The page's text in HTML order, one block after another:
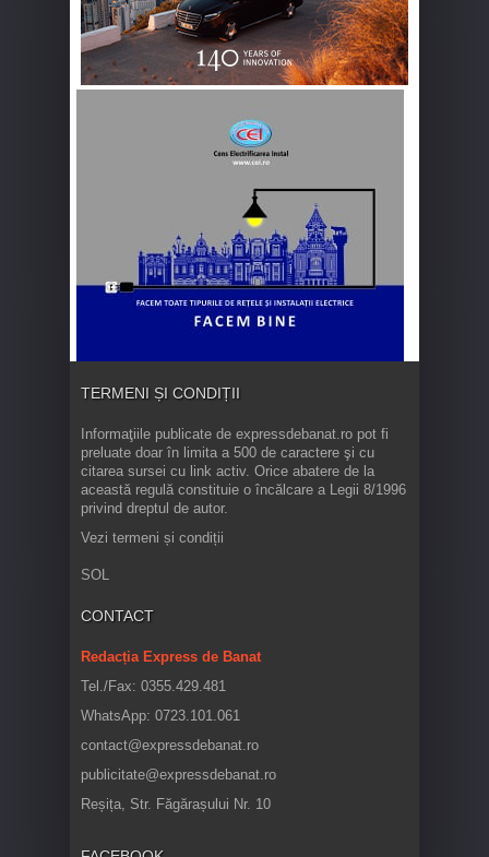
TERMENI ȘI CONDIȚII
Informaţiile publicate de expressdebanat.ro pot fi
preluate doar în limita a 500 de caractere şi cu
citarea sursei cu link activ. Orice abatere de la
această regulă constituie o încălcare a Legii 8/1996
privind dreptul de autor.
Vezi termeni și condiții
SOL
CONTACT
Redacția Express de Banat
Tel./Fax: 0355.429.481
WhatsApp: 0723.101.061
contact@expressdebanat.ro
publicitate@expressdebanat.ro
Reșița, Str. Făgărașului Nr. 10